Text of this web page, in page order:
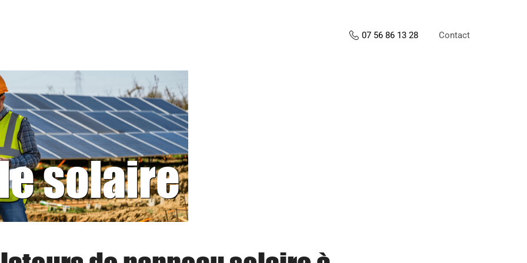
07 56 86 13 28 Contact
solaire